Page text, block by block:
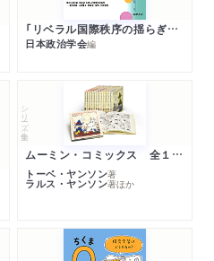
「リベラル国際秩序の揺らぎ」再考 年報政治学２０２６‐Ⅰ
日本政治学会編
シリーズ・全集
ムーミン・コミックス 全１４巻セット
トーベ・ヤンソン著
ラルス・ヤンソン著ほか